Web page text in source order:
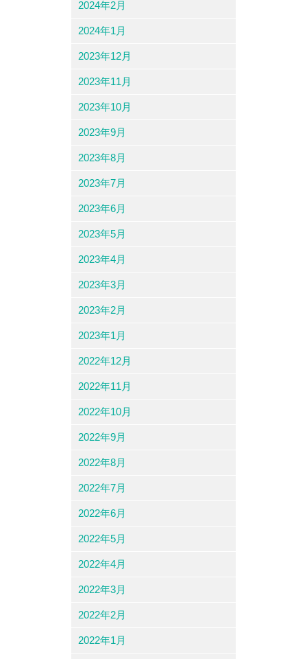
2024年2月
2024年1月
2023年12月
2023年11月
2023年10月
2023年9月
2023年8月
2023年7月
2023年6月
2023年5月
2023年4月
2023年3月
2023年2月
2023年1月
2022年12月
2022年11月
2022年10月
2022年9月
2022年8月
2022年7月
2022年6月
2022年5月
2022年4月
2022年3月
2022年2月
2022年1月